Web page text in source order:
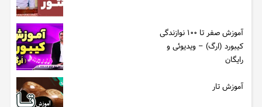
آموزش صفر تا ۱۰۰ نوازندگی
کیبورد (ارگ) – ویدیوئی و
رایگان
آموزش تار